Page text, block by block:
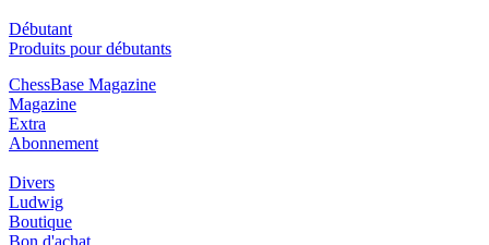
Débutant
Produits pour débutants
ChessBase Magazine
Magazine
Extra
Abonnement
Divers
Ludwig
Boutique
Bon d'achat